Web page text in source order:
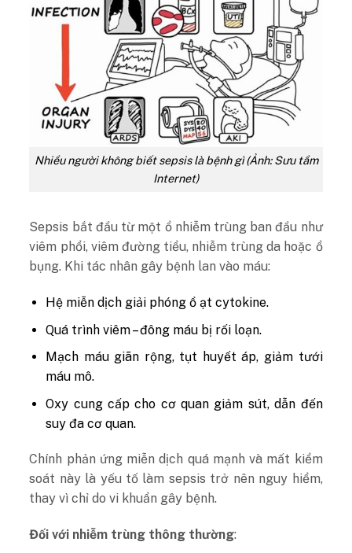
Nhiều người không biết sepsis là bệnh gì (Ảnh: Sưu tầm
Internet)
Sepsis bắt đầu từ một ổ nhiễm trùng ban đầu như
viêm phổi, viêm đường tiểu, nhiễm trùng da hoặc ổ
bụng. Khi tác nhân gây bệnh lan vào máu:
Hệ miễn dịch giải phóng ồ ạt cytokine.
Quá trình viêm – đông máu bị rối loạn.
Mạch máu giãn rộng, tụt huyết áp, giảm tưới
máu mô.
Oxy cung cấp cho cơ quan giảm sút, dẫn đến
suy đa cơ quan.
Chính phản ứng miễn dịch quá mạnh và mất kiểm
soát này là yếu tố làm sepsis trở nên nguy hiểm,
thay vì chỉ do vi khuẩn gây bệnh.
Đối với nhiễm trùng thông thường: